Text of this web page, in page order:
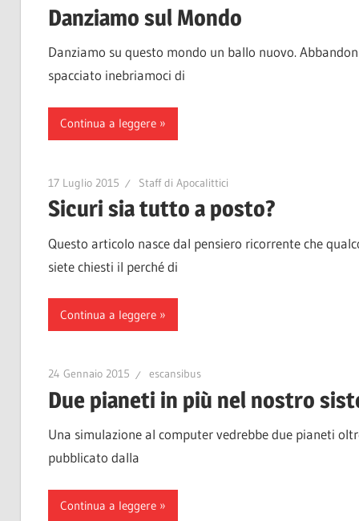
Danziamo sul Mondo
Danziamo su questo mondo un ballo nuovo.
spacciato inebriamoci di
Continua a leggere
17 Luglio 2015 Staff di Apocalittici
Sicuri sia tutto a posto?
Questo articolo nasce dal pensiero ricorrente che
siete chiesti il perché di
Continua a leggere
24 Gennaio 2015 escansibus
Due pianeti in più nel nostro
Una simulazione al computer vedrebbe due pianeti
pubblicato dalla
Continua a leggere